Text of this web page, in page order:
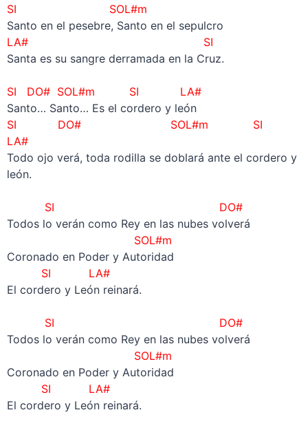
SI SOL#m
Santo en el pesebre, Santo en el sepulcro
LA# SI
Santa es su sangre derramada en la Cruz.
SI DO# SOL#m SI LA#
Santo… Santo… Es el cordero y león
SI DO# SOL#m SI
LA#
Todo ojo verá, toda rodilla se doblará ante el cordero y
león.
SI
DO#
Todos lo verán como Rey en las nubes volverá
SOL#m
Coronado en Poder y Autoridad
SI LA#
El cordero y León reinará.
SI
DO#
Todos lo verán como Rey en las nubes volverá
SOL#m
Coronado en Poder y Autoridad
SI LA#
El cordero y León reinará.